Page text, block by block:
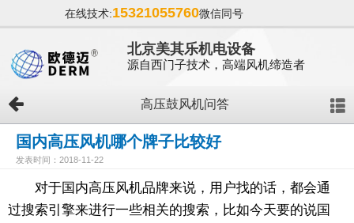
在线技术:15321055760微信同号
北京美其乐机电设备
源自西门子技术，高端风机缔造者
高压鼓风机问答
国内高压风机哪个牌子比较好
发表时间：2018-11-22
对于国内高压风机品牌来说，用户找的话，都会通
过搜索引擎来进行一些相关的搜索，比如今天要的说国